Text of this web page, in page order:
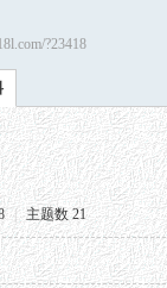
?23418
主题数 21